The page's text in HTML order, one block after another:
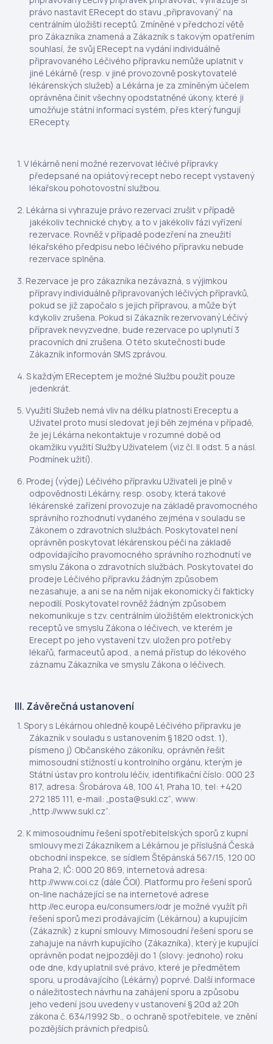
právo nastavit ERecept do stavu „připravovaný“ na
centrálním úložišti receptů. Zmíněné v předchozí větě
pro Zákazníka znamená a Zákazník s takovým opatřením
souhlasí, že svůj ERecept na vydání individuálně
připravovaného Léčivého přípravku nemůže uplatnit v
jiné Lékárně (resp. v jiné provozovně poskytovatelé
lékárenských služeb) a Lékárna je za zmíněným účelem
oprávněna činit všechny opodstatněné úkony, které ji
umožňuje státní informací systém, přes který fungují
ERecepty.
V lékárně není možné rezervovat léčivé přípravky
předepsané na opiátový recept nebo recept vystavený
lékařskou pohotovostní službou.
Lékárna si vyhrazuje právo rezervaci zrušit v případě
jakékoliv technické chyby, a to v jakékoliv fázi vyřízení
rezervace. Rovněž v případě podezření na zneužití
lékařského předpisu nebo léčivého přípravku nebude
rezervace splněna.
Rezervace je pro zákazníka nezávazná, s výjimkou
přípravy individuálně připravovaných léčivých přípravků,
pokud se již započalo s jejich přípravou, a může být
kdykoliv zrušena. Pokud si Zákazník rezervovaný Léčivý
přípravek nevyzvedne, bude rezervace po uplynutí 3
pracovních dní zrušena. O této skutečnosti bude
Zákazník informován SMS zprávou.
S každým EReceptem je možné Službu použít pouze
jedenkrát.
Využití Služeb nemá vliv na délku platnosti Ereceptu a
Uživatel proto musí sledovat její běh zejména v případě,
že jej Lékárna nekontaktuje v rozumné době od
okamžiku využití Služby Uživatelem (viz čl. II odst. 5 a násl.
Podmínek užití).
Prodej (výdej) Léčivého přípravku Uživateli je plně v
odpovědnosti Lékárny, resp. osoby, která takové
lékárenské zařízení provozuje na základě pravomocného
správního rozhodnutí vydaného zejména v souladu se
Zákonem o zdravotních službách. Poskytovatel není
oprávněn poskytovat lékárenskou péči na základě
odpovídajícího pravomocného správního rozhodnutí ve
smyslu Zákona o zdravotních službách. Poskytovatel do
prodeje Léčivého přípravku žádným způsobem
nezasahuje, a ani se na něm nijak ekonomicky či fakticky
nepodílí. Poskytovatel rovněž žádným způsobem
nekomunikuje s tzv. centrálním úložištěm elektronických
receptů ve smyslu Zákona o léčivech, ve kterém je
Erecept po jeho vystavení tzv. uložen pro potřeby
lékařů, farmaceutů apod., a nemá přístup do lékového
záznamu Zákazníka ve smyslu Zákona o léčivech.
III. Závěrečná ustanovení
Spory s Lékárnou ohledně koupě Léčivého přípravku je
Zákazník v souladu s ustanovením § 1820 odst. 1),
písmeno j) Občanského zákoníku, oprávněn řešit
mimosoudní stížností u kontrolního orgánu, kterým je
Státní ústav pro kontrolu léčiv, identifikační číslo: 000 23
817, adresa: Šrobárova 48, 100 41, Praha 10, tel: +420
272 185 111, e-mail: „posta@sukl.cz“, www:
„http://www.sukl.cz“.
K mimosoudnímu řešení spotřebitelských sporů z kupní
smlouvy mezi Zákazníkem a Lékárnou je příslušná Česká
obchodní inspekce, se sídlem Štěpánská 567/15, 120 00
Praha 2, IČ: 000 20 869, internetová adresa:
http://www.coi.cz (dále ČOI). Platformu pro řešení sporů
on-line nacházející se na internetové adrese
http://ec.europa.eu/consumers/odr je možné využít při
řešení sporů mezi prodávajícím (Lékárnou) a kupujícím
(Zákazník) z kupní smlouvy. Mimosoudní řešení sporu se
zahajuje na návrh kupujícího (Zákazníka), který je kupující
oprávněn podat nejpozději do 1 (slovy: jednoho) roku
ode dne, kdy uplatnil své právo, které je předmětem
sporu, u prodávajícího (Lékárny) poprvé. Další informace
o náležitostech návrhu na zahájení sporu a způsobu
jeho vedení jsou uvedeny v ustanovení § 20d až 20h
zákona č. 634/1992 Sb., o ochraně spotřebitele, ve znění
pozdějších právních předpisů.